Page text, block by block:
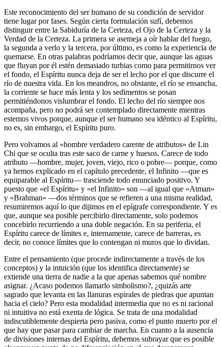
Este reconocimiento del ser humano de su condición de servidor
tiene lugar por fases. Según cierta formulación sufí, debemos
distinguir entre la Sabiduría de la Certeza, el Ojo de la Certeza y la
Verdad de la Certeza. La primera se asemeja a oír hablar del fuego,
la segunda a verlo y la tercera, por último, es como la experiencia de
quemarse. En otras palabras podríamos decir que, aunque las aguas
que fluyan por él estén demasiado turbias como para permitirnos ver
el fondo, el Espíritu nunca deja de ser el lecho por el que discurre el
río de nuestra vida. En los meandros, no obstante, el río se ensancha,
la corriente se hace más lenta y los sedimentos se posan
permitiéndonos vislumbrar el fondo. El lecho del río siempre nos
acompaña, pero no podrá ser contemplado directamente mientras
estemos vivos porque, aunque el ser humano sea idéntico al Espíritu,
no es, sin embargo, el Espíritu puro.
Pero volvamos al «hombre verdadero carente de atributos» de Lin
Chi que se oculta tras este saco de carne y huesos. Carece de todo
atributo —hombre, mujer, joven, viejo, rico o pobre— porque, como
ya hemos explicado en el capítulo precedente, el Infinito —que es
equiparable al Espíritu— trasciende todo enunciado positivo. Y
puesto que «el Espíritu» y «el Infinito» son —al igual que «Atman»
y «Brahman» —dos términos que se refieren a una misma realidad,
resumiremos aquí lo que dijimos en el epígrafe correspondiente. Y es
que, aunque sea posible percibirlo directamente, solo podemos
concebirlo recurriendo a una doble negación. En su periferia, el
Espíritu carece de límites e, internamente, carece de barreras, es
decir, no conoce límites que lo contengan ni muros que lo dividan.
Entre el pensamiento (que procede indirectamente a través de los
conceptos) y la intuición (que los identifica directamente) se
extiende una tierra de nadie a la que apenas sabemos qué nombre
asignar. ¿Acaso podemos llamarlo simbolismo?, ¿quizás arte
sagrado que levanta en las llanuras espirales de piedras que apuntan
hacia el cielo? Pero esta modalidad intermedia que no es ni racional
ni intuitiva no está exenta de lógica. Se trata de una modalidad
indiscutiblemente despierta pero pasiva, como el punto muerto por el
que hay que pasar para cambiar de marcha. En cuanto a la ausencia
de divisiones internas del Espíritu, debemos subrayar que es posible